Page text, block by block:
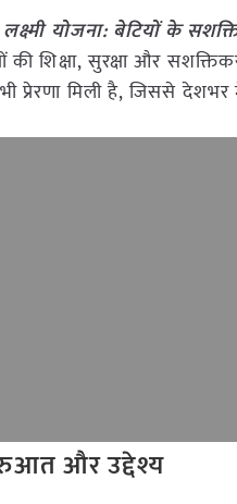
योजना: बेटियों के
की शिक्षा, सुरक्षा और
प्रेरणा मिली है, जिससे
और उद्देश्य